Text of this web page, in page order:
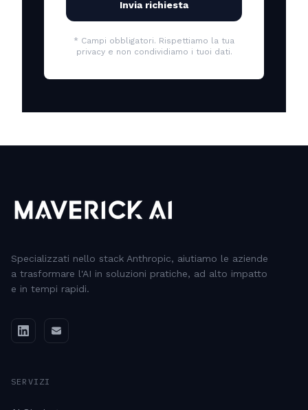
Invia richiesta
* Campi obbligatori. Rispettiamo la tua
privacy e non condividiamo i tuoi dati.
Specializzati nello stack Anthropic, aiutiamo le aziende
a trasformare l'AI in soluzioni pratiche, ad alto impatto
e in tempi rapidi.
SERVIZI